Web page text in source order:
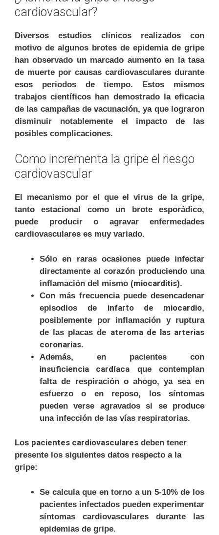
cardiovascular?
Diversos estudios clínicos realizados con
motivo de algunos brotes de epidemia de gripe
han observado un marcado aumento en la tasa
de muerte por causas cardiovasculares durante
esos periodos de tiempo. Estos mismos
trabajos científicos han demostrado la eficacia
de las campañas de vacunación, ya que lograron
disminuir notablemente el impacto de las
posibles complicaciones.
Como incrementa la gripe el riesgo
cardiovascular
El mecanismo por el que el virus de la gripe,
tanto estacional como un brote esporádico,
puede producir o agravar enfermedades
cardiovasculares es muy variado.
Sólo en raras ocasiones puede infectar
directamente al corazón produciendo una
inflamación del mismo (miocarditis).
Con más frecuencia puede desencadenar
episodios de infarto de miocardio,
posiblemente por inflamación y ruptura
de las placas de ateroma de las arterias
coronarias.
Además, en pacientes con
insuficiencia cardíaca que contemplan
falta de respiración o ahogo, ya sea en
esfuerzo o en reposo, los síntomas
pueden verse agravados si se produce
una infección de las vías respiratorias.
Los pacientes cardiovasculares deben tener
presente los siguientes datos respecto a la
gripe:
Se calcula que en torno a un 5-10% de los
pacientes infectados pueden experimentar
síntomas cardiovasculares durante las
epidemias de gripe.